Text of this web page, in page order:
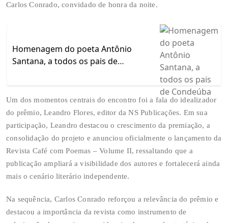
Carlos Conrado, convidado de honra da noite.
Homenagem do poeta Antônio
Santana, a todos os pais de
Um dos momentos centrais do encontro foi a fala do idealizador
do prêmio, Leandro Flores, editor da NS Publicações. Em sua
participação, Leandro destacou o crescimento da premiação, a
consolidação do projeto e anunciou oficialmente o lançamento da
Revista Café com Poemas – Volume II, ressaltando que a
publicação ampliará a visibilidade dos autores e fortalecerá ainda
mais o cenário literário independente.
Na sequência, Carlos Conrado reforçou a relevância do prêmio e
destacou a importância da revista como instrumento de